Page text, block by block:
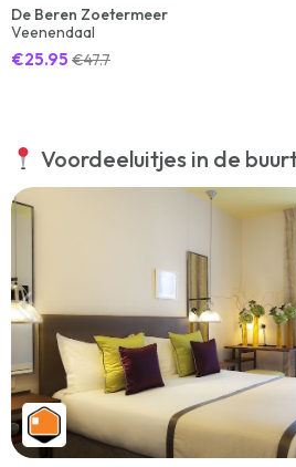
De Beren Zoetermeer
Veenendaal
€25.95 €47.7
Voordeeluitjes in de